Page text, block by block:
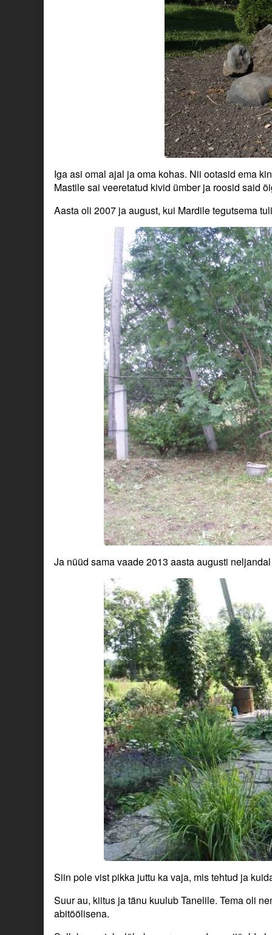
Iga asi omal ajal ja oma kohas. Nii ootasid ema
Mastile sai veeretatud kivid ümber ja roosid said
Aasta oli 2007 ja august, kui Mardile tegutsema
Ja nüüd sama vaade 2013 aasta augusti
Siin pole vist pikka juttu ka vaja, mis tehtud ja
Suur au, kiitus ja tänu kuulub Tanelile. Tema oli
abitöölisena.